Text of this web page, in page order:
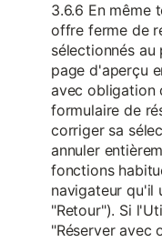
3.6.6 En même
offre ferme de
sélectionnés
page d'aperçu
avec obligation
formulaire de
corriger sa
annuler
fonctions
navigateur qu'il
"Retour"). Si
"Réserver avec